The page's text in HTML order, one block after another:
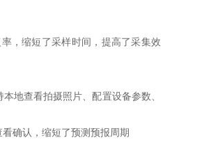
，缩短了采样时间，提高了采集效
地查看拍摄照片、配置设备参数、
确认，缩短了预测预报周期